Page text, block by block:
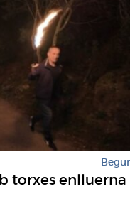
Begur
torxes enlluerna